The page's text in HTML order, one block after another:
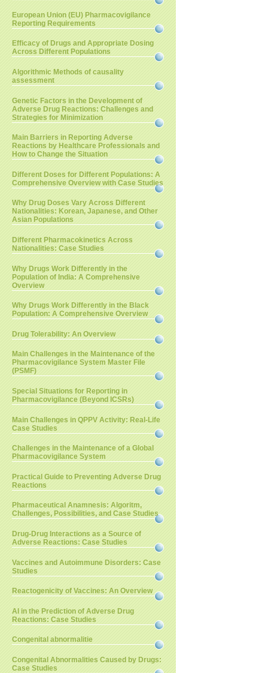
European Union (EU) Pharmacovigilance
Reporting Requirements
Efficacy of Drugs and Appropriate Dosing
Across Different Populations
Algorithmic Methods of causality
assessment
Genetic Factors in the Development of
Adverse Drug Reactions: Challenges and
Strategies for Minimization
Main Barriers in Reporting Adverse
Reactions by Healthcare Professionals and
How to Change the Situation
Different Doses for Different Populations: A
Comprehensive Overview with Case Studies
Why Drug Doses Vary Across Different
Nationalities: Korean, Japanese, and Other
Asian Populations
Different Pharmacokinetics Across
Nationalities: Case Studies
Why Drugs Work Differently in the
Population of India: A Comprehensive
Overview
Why Drugs Work Differently in the Black
Population: A Comprehensive Overview
Drug Tolerability: An Overview
Main Challenges in the Maintenance of the
Pharmacovigilance System Master File
(PSMF)
Special Situations for Reporting in
Pharmacovigilance (Beyond ICSRs)
Main Challenges in QPPV Activity: Real-Life
Case Studies
Challenges in the Maintenance of a Global
Pharmacovigilance System
Practical Guide to Preventing Adverse Drug
Reactions
Pharmaceutical Anamnesis: Algoritm,
Challenges, Possibilities, and Case Studies
Drug-Drug Interactions as a Source of
Adverse Reactions: Case Studies
Vaccines and Autoimmune Disorders: Case
Studies
Reactogenicity of Vaccines: An Overview
AI in the Prediction of Adverse Drug
Reactions: Case Studies
Congenital abnormalitie
Congenital Abnormalities Caused by Drugs:
Case Studies